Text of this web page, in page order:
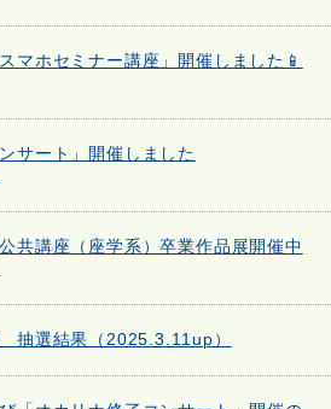
マホセミナー講座」開催しました📱
サート」開催しました
共講座（座学系）卒業作品展開催中
抽選結果（2025.3.11up）